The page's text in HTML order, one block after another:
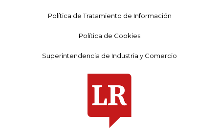
Política de Tratamiento de Información
Política de Cookies
Superintendencia de Industria y Comercio